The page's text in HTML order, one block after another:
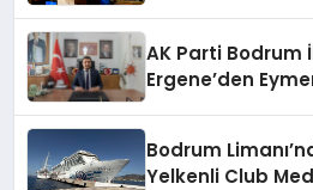
AK Parti Bodrum
Ergene’den
Bodrum
Yelkenli Club